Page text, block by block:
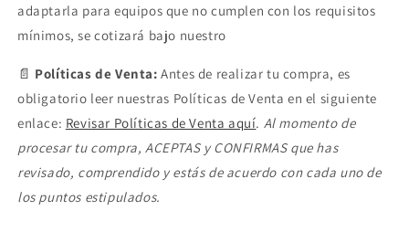
adaptarla para equipos que no cumplen con los requisitos
mínimos, se cotizará bajo nuestro
📄 Políticas de Venta: Antes de realizar tu compra, es
obligatorio leer nuestras Políticas de Venta en el siguiente
enlace: Revisar Políticas de Venta aquí. Al momento de
procesar tu compra, ACEPTAS y CONFIRMAS que has
revisado, comprendido y estás de acuerdo con cada uno de
los puntos estipulados.